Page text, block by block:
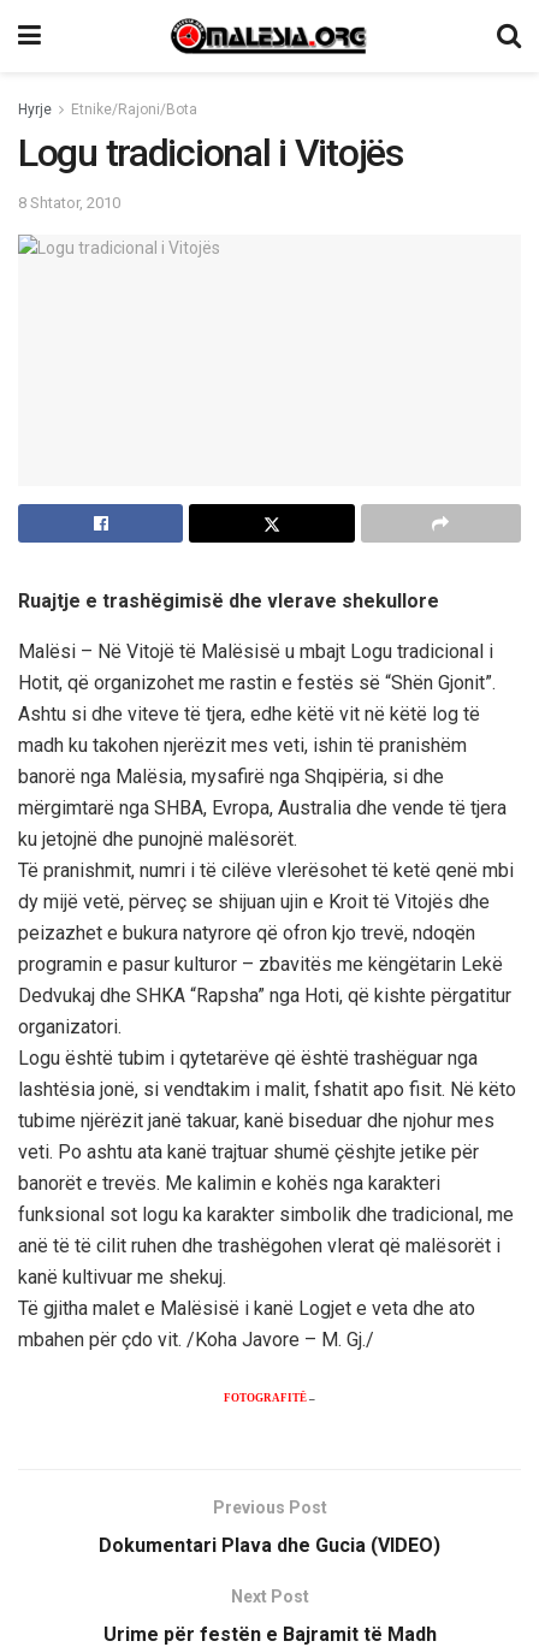
Hyrje Etnike/Rajoni/Bota
Logu tradicional i Vitojës
8 Shtator, 2010
Ruajtje e trashëgimisë dhe vlerave shekullore
Malësi – Në Vitojë të Malësisë u mbajt Logu tradicional i
Hotit, që organizohet me rastin e festës së “Shën Gjonit”.
Ashtu si dhe viteve të tjera, edhe këtë vit në këtë log të
madh ku takohen njerëzit mes veti, ishin të pranishëm
banorë nga Malësia, mysafirë nga Shqipëria, si dhe
mërgimtarë nga SHBA, Evropa, Australia dhe vende të tjera
ku jetojnë dhe punojnë malësorët.
Të pranishmit, numri i të cilëve vlerësohet të ketë qenë mbi
dy mijë vetë, përveç se shijuan ujin e Kroit të Vitojës dhe
peizazhet e bukura natyrore që ofron kjo trevë, ndoqën
programin e pasur kulturor – zbavitës me këngëtarin Lekë
Dedvukaj dhe SHKA “Rapsha” nga Hoti, që kishte përgatitur
organizatori.
Logu është tubim i qytetarëve që është trashëguar nga
lashtësia jonë, si vendtakim i malit, fshatit apo fisit. Në këto
tubime njërëzit janë takuar, kanë biseduar dhe njohur mes
veti. Po ashtu ata kanë trajtuar shumë çëshjte jetike për
banorët e trevës. Me kalimin e kohës nga karakteri
funksional sot logu ka karakter simbolik dhe tradicional, me
anë të të cilit ruhen dhe trashëgohen vlerat që malësorët i
kanë kultivuar me shekuj.
Të gjitha malet e Malësisë i kanë Logjet e veta dhe ato
mbahen për çdo vit. /Koha Javore – M. Gj./
FOTOGRAFITË –
Previous Post
Dokumentari Plava dhe Gucia (VIDEO)
Next Post
Urime për festën e Bajramit të Madh